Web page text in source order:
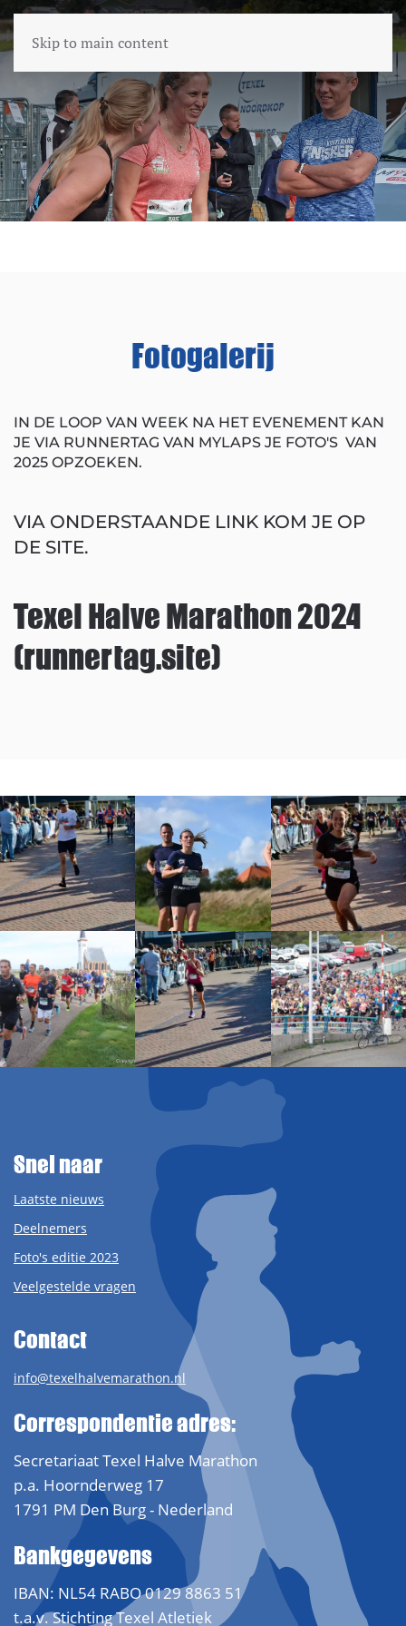
Skip to main content
Fotogalerij
IN DE LOOP VAN WEEK NA HET EVENEMENT KAN
JE VIA RUNNERTAG VAN MYLAPS JE FOTO'S VAN
2025 OPZOEKEN.
VIA ONDERSTAANDE LINK KOM JE OP
DE SITE.
Texel Halve Marathon 2024
(runnertag.site)
Snel naar
Laatste nieuws
Deelnemers
Foto's editie 2023
Veelgestelde vragen
Contact
info@texelhalvemarathon.nl
Correspondentie adres:
Secretariaat Texel Halve Marathon
p.a. Hoornderweg 17
1791 PM Den Burg - Nederland
Bankgegevens
IBAN: NL54 RABO 0129 8863 51
t.a.v. Stichting Texel Atletiek